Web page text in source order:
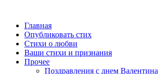
Главная
Опубликовать стих
Стихи о любви
Ваши стихи и признания
Прочее
Поздравления с днем Валентина